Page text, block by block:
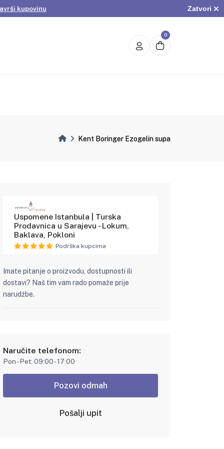
kupovinu
Pogledaj ponudu
Zatvori
0
Kent Boringer Ezogelin supa
Uspomene Istanbula | Turska
Prodavnica u Sarajevu - Lokum,
Baklava, Pokloni
Podrška kupcima
Imate pitanje o proizvodu, dostupnosti ili
dostavi? Naš tim vam rado pomaže prije
narudžbe.
Naručite telefonom:
Pon - Pet: 09:00 - 17:00
Pozovi odmah
Pošalji upit